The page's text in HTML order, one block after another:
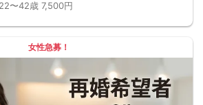
22〜42歳 7,500円
女性急募！